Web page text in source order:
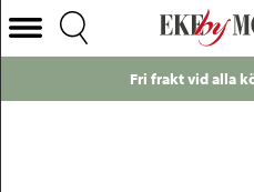
Toulon soffbord rökt oljad ek
Välj Kategori
Fri frakt vid alla